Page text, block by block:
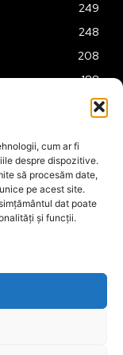
cum ar fi
despre dispozitive.
să procesăm date,
pe acest site.
dat poate
și funcții.
249
248
208
188
175
160
158
149